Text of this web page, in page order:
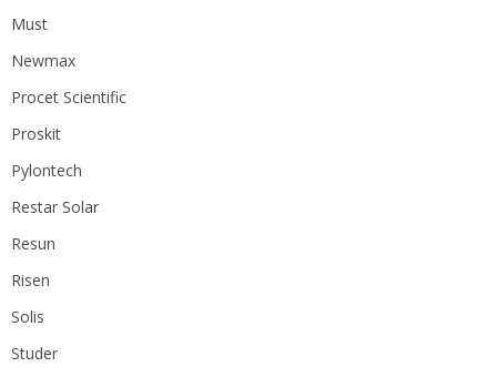
Must
Newmax
Procet Scientific
Proskit
Pylontech
Restar Solar
Resun
Risen
Solis
Studer